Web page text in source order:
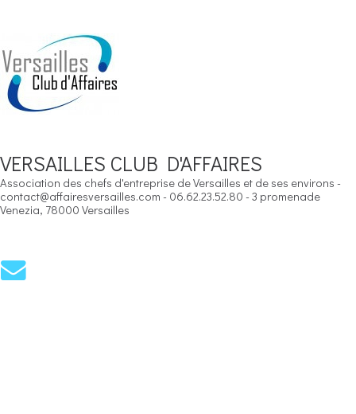
VERSAILLES CLUB D'AFFAIRES
Association des chefs d'entreprise de Versailles et de ses environs -
contact@affairesversailles.com - 06.62.23.52.80 - 3 promenade
Venezia, 78000 Versailles